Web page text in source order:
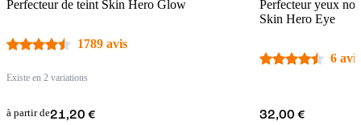
Perfecteur de teint Skin Hero Glow
1789 avis
Existe en 2 variations
à partir de21,20 €
Perfecteur yeux
Skin Hero Eye
6 avis
32,00 €